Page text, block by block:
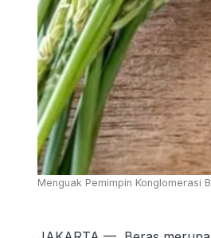
Menguak Pemimpin Konglomerasi